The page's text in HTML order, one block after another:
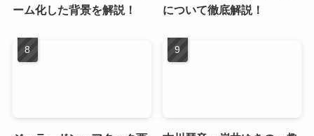
ーム化した背景を解説！
について徹底解説！